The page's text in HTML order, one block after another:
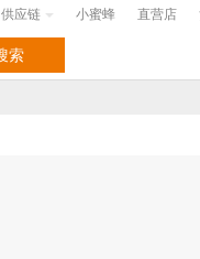
供应链 小蜜蜂 直营店